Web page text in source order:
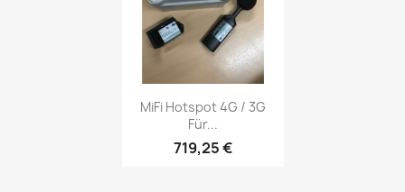
Vorschau
MiFi Hotspot 4G / 3G
Für...
719,25 €